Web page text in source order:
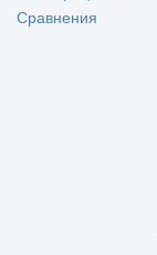
Сравнения